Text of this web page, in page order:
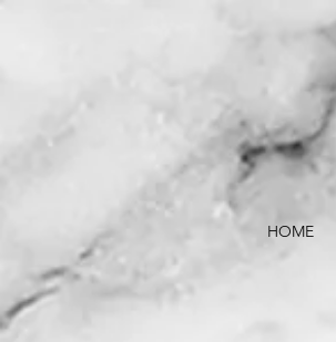
HOME